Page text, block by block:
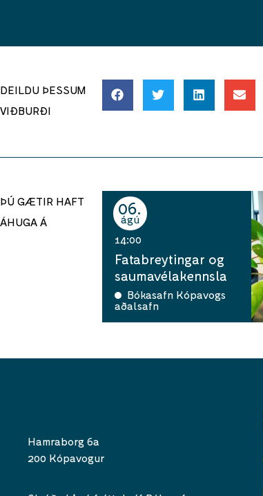
DEILDU ÞESSUM
VIÐBURÐI
ÞÚ GÆTIR HAFT
ÁHUGA Á
06
ágú
14:00
Fatabreytingar og
saumavélakennsla
Bókasafn Kópavogs
aðalsafn
Hamraborg 6a
200 Kópavogur